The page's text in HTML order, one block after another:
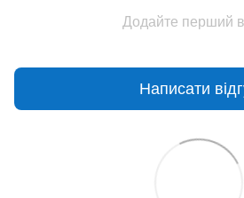
Додайте перший
Написати